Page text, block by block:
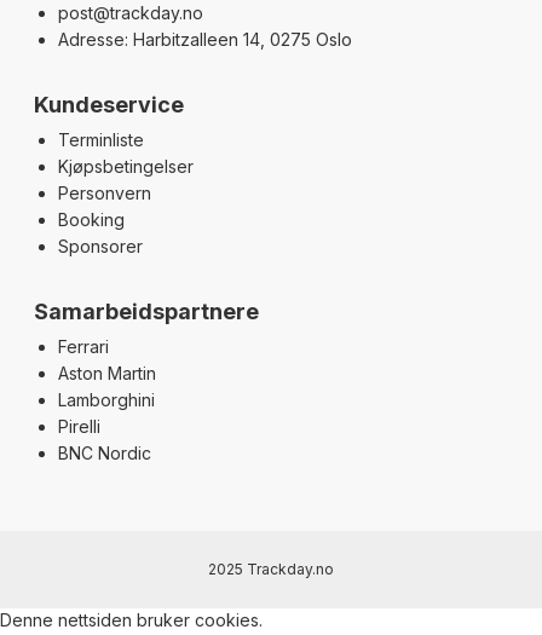
post@trackday.no
Adresse: Harbitzalleen 14, 0275 Oslo
Kundeservice
Terminliste
Kjøpsbetingelser
Personvern
Booking
Sponsorer
Samarbeidspartnere
Ferrari
Aston Martin
Lamborghini
Pirelli
BNC Nordic
2025 Trackday.no
Denne nettsiden bruker cookies.